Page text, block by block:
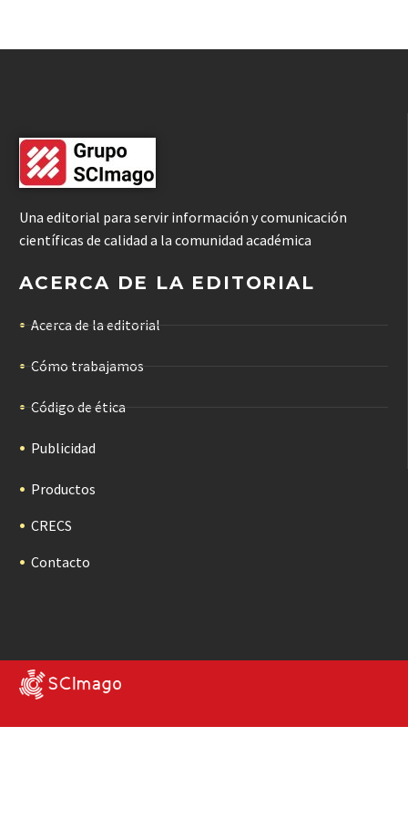
Una editorial para servir información y comunicación
científicas de calidad a la comunidad académica
ACERCA DE LA EDITORIAL
Acerca de la editorial
Cómo trabajamos
Código de ética
Publicidad
Productos
CRECS
Contacto